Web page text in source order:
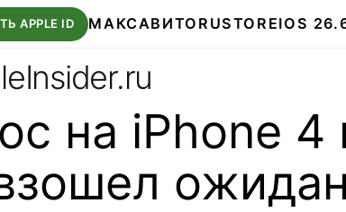
APPLE ID МАКСАВИТО RUSTOREIOS
на iPhone 4